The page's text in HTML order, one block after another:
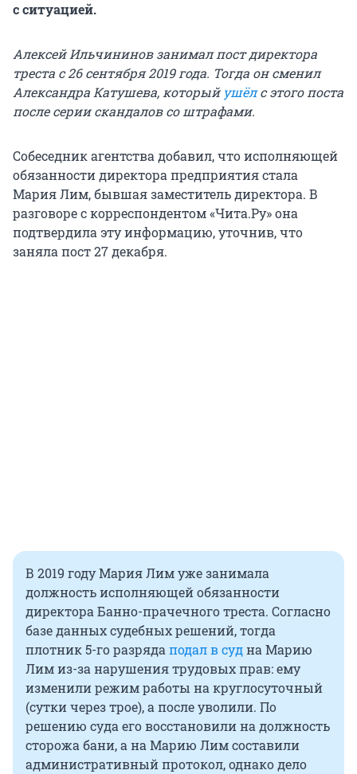
с ситуацией.
Алексей Ильчининов занимал пост директора
треста с 26 сентября 2019 года. Тогда он сменил
Александра Катушева, который ушёлс этого поста
после серии скандалов со штрафами.
Собеседник агентства добавил, что исполняющей
обязанности директора предприятия стала
Мария Лим, бывшая заместитель директора. В
разговоре с корреспондентом «Чита.Ру» она
подтвердила эту информацию, уточнив, что
заняла пост 27 декабря.
В 2019 году Мария Лим уже занимала
должность исполняющей обязанности
директора Банно-прачечного треста. Согласно
базе данных судебных решений, тогда
плотник 5-го разряда подал в судна Марию
Лим из-за нарушения трудовых прав: ему
изменили режим работы на круглосуточный
(сутки через трое), а после уволили. По
решению суда его восстановили на должность
сторожа бани, а на Марию Лим составили
административный протокол, однако дело